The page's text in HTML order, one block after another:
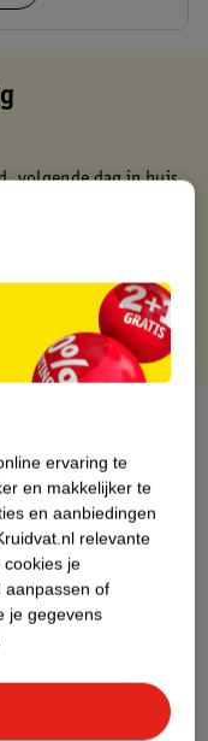
volgende dag in huis
ervaring te
en makkelijker te
en aanbiedingen
relevante
je
aanpassen of
je gegevens